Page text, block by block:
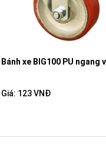
Bánh xe BIG100 PU ngang
Giá: 123 VNĐ